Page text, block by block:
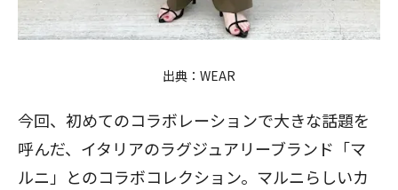
出典： WEAR
今回、初めてのコラボレーションで大きな話題を
呼んだ、イタリアのラグジュアリーブランド「マ
ルニ」とのコラボコレクション。マルニらしいカ